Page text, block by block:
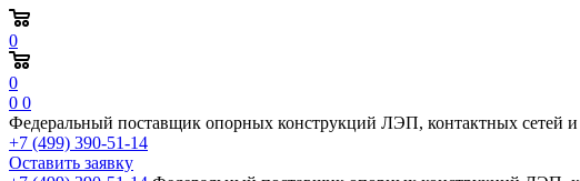
0
0
0 0
Федеральный поставщик опорных конструкций ЛЭП, контактных сетей
+7 (499) 390-51-14
Оставить заявку